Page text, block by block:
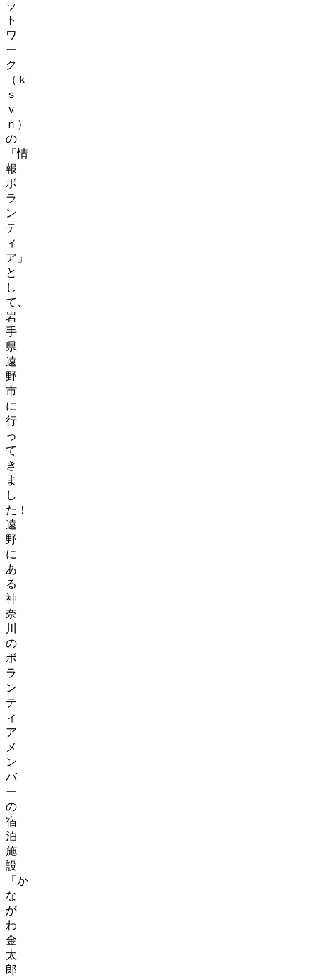
ッ
ト
ワ
ー
ク
（ｋ
ｓ
ｖ
ｎ）
の
「情
報
ボ
ラ
ン
テ
ィ
ア」
と
し
て、
岩
手
県
遠
野
市
に
行
っ
て
き
ま
し
た！
遠
野
に
あ
る
神
奈
川
の
ボ
ラ
ン
テ
ィ
ア
メ
ン
バ
ー
の
宿
泊
施
設
「か
な
が
わ
金
太
郎